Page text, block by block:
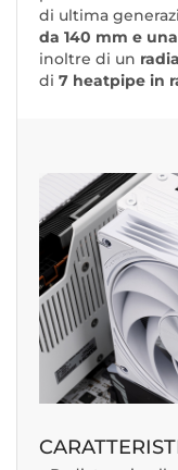
di ultima
da 140 mm e
inoltre di un
di 7 heatpipe in